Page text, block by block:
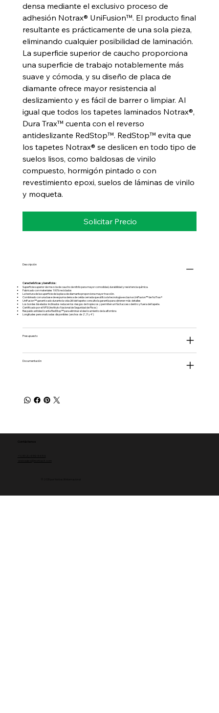
densa mediante el exclusivo proceso de
adhesión Notrax® UniFusion™. El producto final
resultante es prácticamente de una sola pieza,
eliminando cualquier posibilidad de laminación.
La superficie superior de caucho proporciona
una superficie de trabajo notablemente más
suave y cómoda, y su diseño de placa de
diamante ofrece mayor resistencia al
deslizamiento y es fácil de barrer o limpiar. Al
igual que todos los tapetes laminados Notrax®,
Dura Trax™ cuenta con el reverso
antideslizante RedStop™. RedStop™ evita que
los tapetes Notrax® se deslicen en todo tipo de
suelos lisos, como baldosas de vinilo
compuesto, hormigón pintado o con
revestimiento epoxi, suelos de láminas de vinilo
y moqueta.
Solicitar Precio
Descripción
Características y beneficios:
Superficie superior de mezcla de caucho de nitrilo para mayor comodidad, durabilidad y resistencia química.
Fabricado con materiales 100% reciclados
La textura de la superficie de la placa de diamante proporciona mayor tracción.
Combinado con una base de espuma densa de celda cerrada que utiliza la tecnología exclusiva UniFusion™ de NoTrax®
UniFusion™ garantizado durante la vida útil del tapete: consulte la garantía para obtener más detalles
Los bordes biselados inclinados reducen los riesgos de tropiezos y permiten un fácil acceso dentro y fuera del tapete.
Certificado por el NFSI (Instituto Nacional de Seguridad de Pisos)
Respaldo antideslizante RedStop™ para eliminar el deslizamiento de la alfombra
Longitudes personalizadas disponibles (anchos de 2', 3' y 4')
Presupuesto
Documentación
Contáctenos